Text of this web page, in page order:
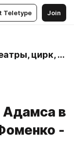
Teletype Join
Mosbilet.ru - билеты в театры, цирк, музеи и концертные залы Москвы
в
-